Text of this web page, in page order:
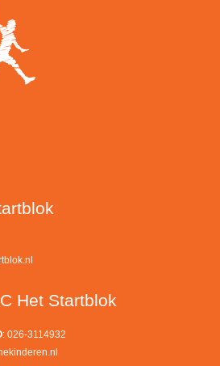
Het Startblok
: 026-3114932